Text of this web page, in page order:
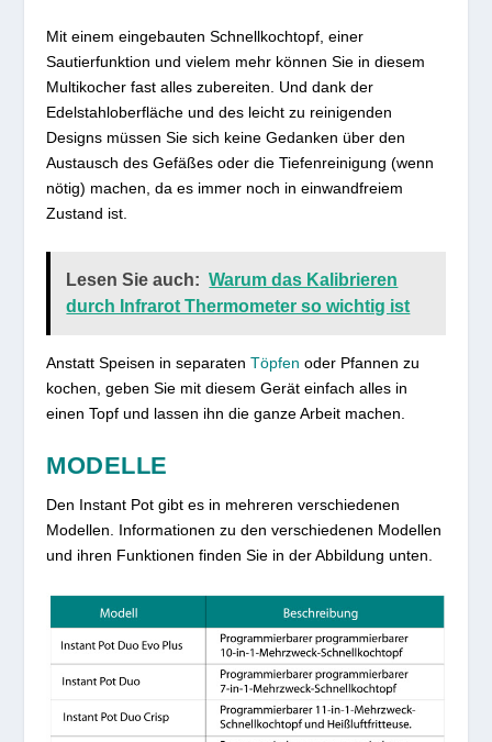
Mit einem eingebauten Schnellkochtopf, einer
Sautierfunktion und vielem mehr können Sie in diesem
Multikocher fast alles zubereiten. Und dank der
Edelstahloberfläche und des leicht zu reinigenden
Designs müssen Sie sich keine Gedanken über den
Austausch des Gefäßes oder die Tiefenreinigung (wenn
nötig) machen, da es immer noch in einwandfreiem
Zustand ist.
Lesen Sie auch: Warum das Kalibrieren
durch Infrarot Thermometer so wichtig ist
Anstatt Speisen in separatenTöpfen oder Pfannen zu
kochen, geben Sie mit diesem Gerät einfach alles in
einen Topf und lassen ihn die ganze Arbeit machen.
MODELLE
Den Instant Pot gibt es in mehreren verschiedenen
Modellen. Informationen zu den verschiedenen Modellen
und ihren Funktionen finden Sie in der Abbildung unten.